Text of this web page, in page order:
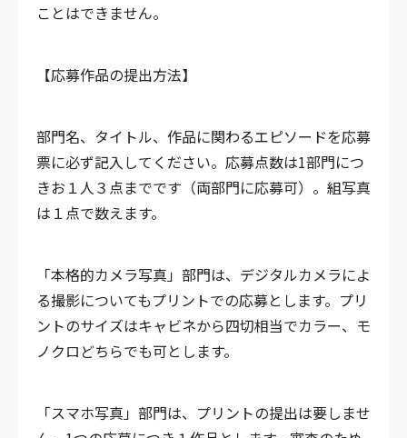
ことはできません。
【応募作品の提出方法】
部門名、タイトル、作品に関わるエピソードを応募
票に必ず記入してください。応募点数は1部門につ
きお１人３点までです（両部門に応募可）。組写真
は１点で数えます。
「本格的カメラ写真」部門は、デジタルカメラによ
る撮影についてもプリントでの応募とします。プリ
ントのサイズはキャビネから四切相当でカラー、モ
ノクロどちらでも可とします。
「スマホ写真」部門は、プリントの提出は要しませ